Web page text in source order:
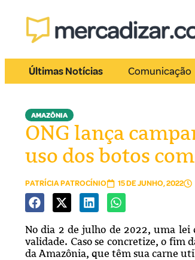
Últimas Notícias Comunicação
AMAZÔNIA
ONG lança
uso dos botos
PATRÍCIA PATROCÍNIO 15 DE JUNHO, 2022
No dia 2 de julho de 2022, uma lei
validade. Caso se concretize, o fim
da Amazônia, que têm sua carne